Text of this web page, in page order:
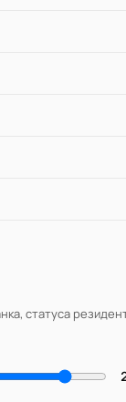
статуса